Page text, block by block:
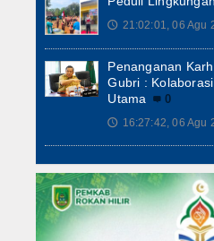
🕔 21:02:01, 06 Agu
Penanganan
Gubri :
Utama
0
🕔 16:27:42, 06 Agu